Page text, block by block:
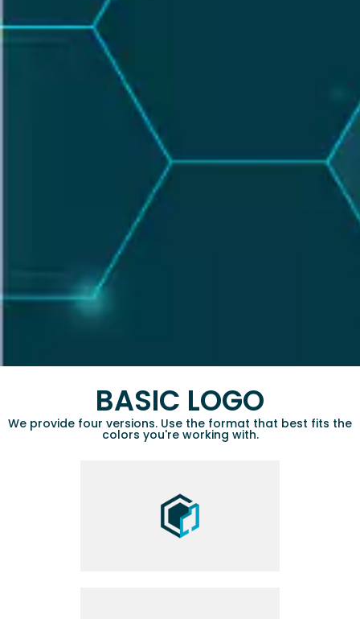
BASIC LOGO
We provide four versions. Use the format that best fits the
colors you're working with.